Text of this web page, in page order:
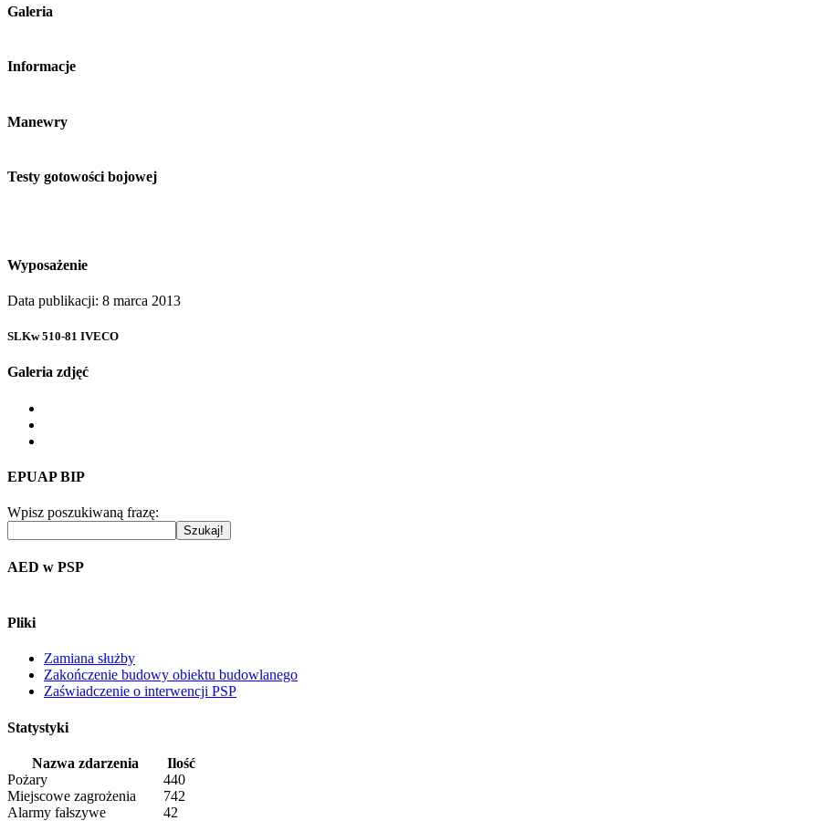
Galeria
Informacje
Manewry
Testy gotowości bojowej
Wyposażenie
Data publikacji: 8 marca 2013
SLKw 510-81 IVECO
Galeria zdjęć
EPUAP BIP
Wpisz poszukiwaną frazę:
AED w PSP
Pliki
Zamiana służby
Zakończenie budowy obiektu budowlanego
Zaświadczenie o interwencji PSP
Statystyki
Nazwa zdarzenia
Ilość
Pożary
440
Miejscowe zagrożenia
742
Alarmy fałszywe
42